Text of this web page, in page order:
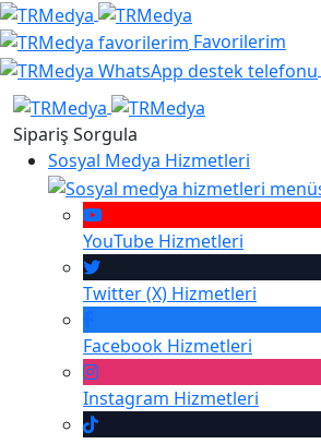
Favorilerim
Sipariş Sorgula
Sosyal Medya Hizmetleri
YouTube Hizmetleri
Twitter (X) Hizmetleri
Facebook Hizmetleri
Instagram Hizmetleri